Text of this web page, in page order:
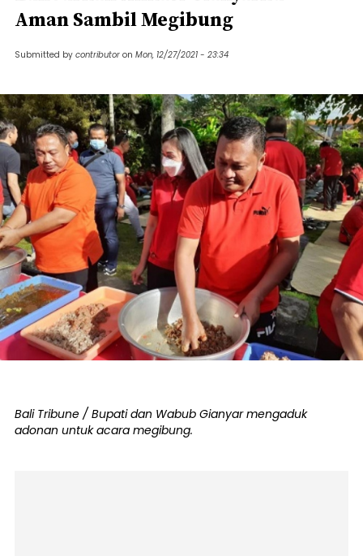
Aman Sambil Megibung
Submitted by contributor on Mon, 12/27/2021 - 23:34
Bali Tribune / Bupati dan Wabub Gianyar mengaduk
adonan untuk acara megibung.